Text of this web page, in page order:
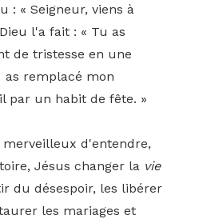
: « Seigneur, viens à
l'a fait : « Tu as
de tristesse en une
as remplacé mon
par un habit de fête. »
d'entendre,
Jésus changer la vie
du désespoir, les libérer
les mariages et